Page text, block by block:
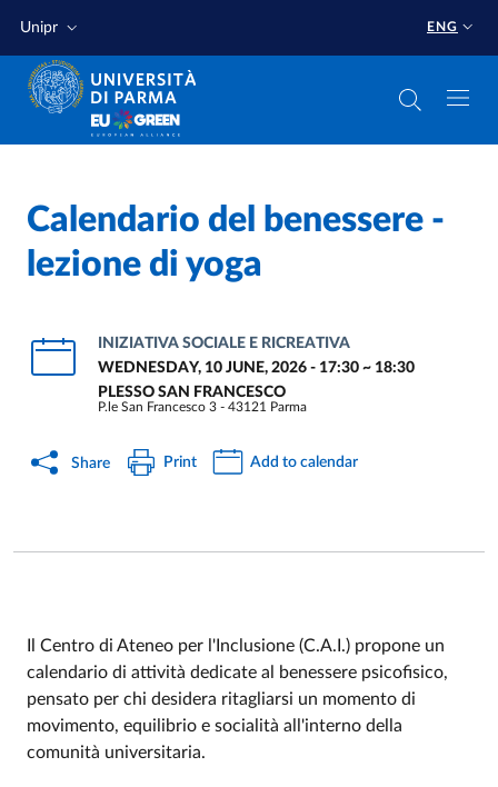
Unipr ENG
Calendario del benessere -
lezione di yoga
INIZIATIVA SOCIALE E RICREATIVA
WEDNESDAY, 10 JUNE, 2026 - 17:30 ~ 18:30
PLESSO SAN FRANCESCO
P.le San Francesco 3 - 43121 Parma
Share Print Add to calendar
Event description
Il Centro di Ateneo per l'Inclusione (C.A.I.) propone un
calendario di attività dedicate al benessere psicofisico,
pensato per chi desidera ritagliarsi un momento di
movimento, equilibrio e socialità all'interno della
comunità universitaria.